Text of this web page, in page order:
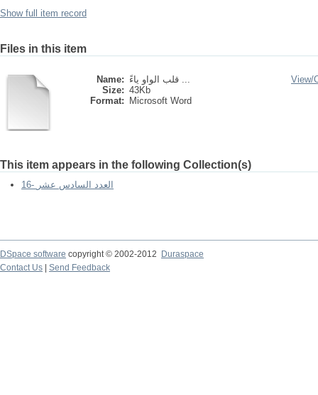
Show full item record
Files in this item
Name:
قلب الواو ياءً ...
Size: 43Kb
Format:
Microsoft Word
View/
This item appears in the following Collection(s)
16- العدد السادس عشر
DSpace software copyright © 2002-2012
Duraspace
Contact Us
Send Feedback